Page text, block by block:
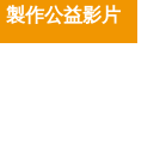
製作公益影片